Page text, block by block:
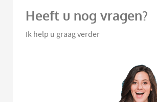
Heeft u nog vragen?
Ik help u graag verder